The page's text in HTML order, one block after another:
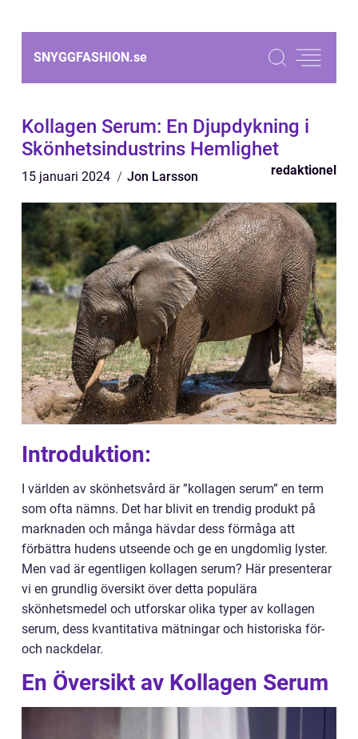
SNYGGFASHION.se
Kollagen Serum: En Djupdykning i
Skönhetsindustrins Hemlighet
15 januari 2024 Jon Larsson redaktionel
Introduktion:
I världen av skönhetsvård är ”kollagen serum” en term
som ofta nämns. Det har blivit en trendig produkt på
marknaden och många hävdar dess förmåga att
förbättra hudens utseende och ge en ungdomlig lyster.
Men vad är egentligen kollagen serum? Här presenterar
vi en grundlig översikt över detta populära
skönhetsmedel och utforskar olika typer av kollagen
serum, dess kvantitativa mätningar och historiska för-
och nackdelar.
En Översikt av Kollagen Serum